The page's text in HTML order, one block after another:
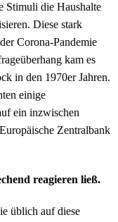
Stimuli die Haushalte
Diese stark
Corona-Pandemie
kam es
in den 1970er Jahren.
einige
ein inzwischen
Zentralbank
reagieren ließ.
üblich auf diese